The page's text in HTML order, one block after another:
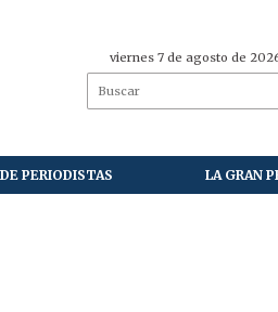
viernes 7 de agosto de
PERIODISTAS LA GRAN